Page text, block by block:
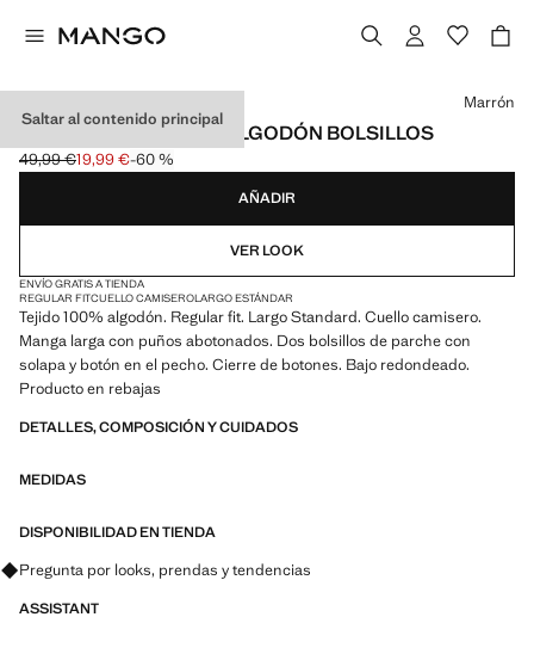
Saltar al contenido principal
SOBRECAMISA 100% ALGODÓN BOLSILLOS
Precio inicial tachado [49,99 € ]
49,99 €
Precio actual [19,99 € ]
19,99 €-60 %
Selecciona un color
Marrón
AÑADIR
VER LOOK
ENVÍO GRATIS A TIENDA
REGULAR FITCUELLO CAMISEROLARGO ESTÁNDAR
Tejido 100% algodón. Regular fit. Largo Standard. Cuello camisero.
Manga larga con puños abotonados. Dos bolsillos de parche con
solapa y botón en el pecho. Cierre de botones. Bajo redondeado.
Producto en rebajas
DETALLES, COMPOSICIÓN Y CUIDADOS
MEDIDAS
DISPONIBILIDAD EN TIENDA
Pregunta por looks, prendas y tendencias
ASSISTANT